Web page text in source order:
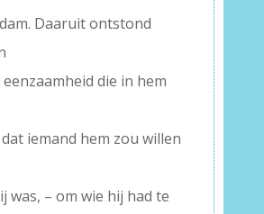
Daaruit ontstond
die in hem
iemand hem zou willen
was, – om wie hij had te